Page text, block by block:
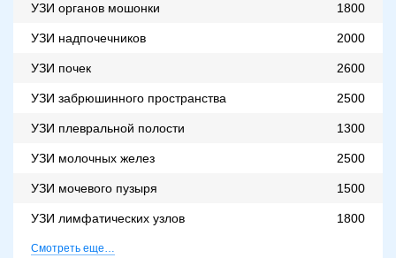
УЗИ органов мошонки 1800
УЗИ надпочечников 2000
УЗИ почек 2600
УЗИ забрюшинного пространства 2500
УЗИ плевральной полости 1300
УЗИ молочных желез 2500
УЗИ мочевого пузыря 1500
УЗИ лимфатических узлов 1800
Смотреть еще…